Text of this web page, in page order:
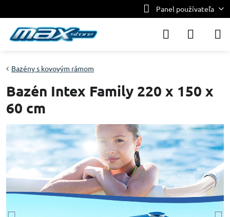
Panel používateľa
Bazény s kovovým rámom
Bazén Intex Family 220 x 150 x
60 cm